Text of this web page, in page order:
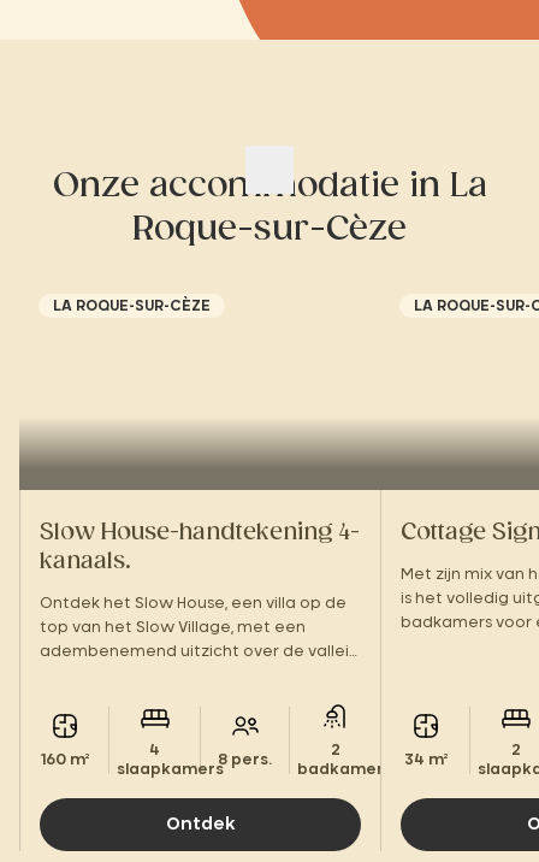
Onze accommodatie in La
Roque-sur-Cèze
LA ROQUE-SUR-CÈZE
Slow House-handtekening 4-
kanaals.
Ontdek het Slow House, een villa op de
top van het Slow Village, met een
adembenemend uitzicht over de vallei
160 m²
4
slaapkamers
8 pers.
2
badkamers.
Ontdek
LA ROQUE-SUR-
Cottage
Met zijn mix van
is het volledig
badkamers voor
34 m²
2